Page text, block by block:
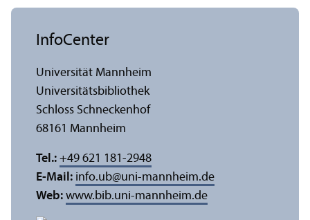
InfoCenter
Universität Mannheim
Universitäts­bibliothek
Schloss Schneckenhof
68161 Mannheim
Tel.: +49 621 181-2948
E-Mail: info.ub@uni-mannheim.de
Web: www.bib.uni-mannheim.de